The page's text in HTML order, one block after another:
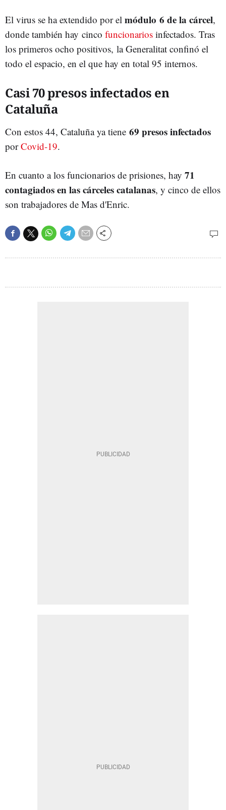
El virus se ha extendido por el módulo 6 de la cárcel,
donde también hay cinco funcionarios infectados. Tras
los primeros ocho positivos, la Generalitat confinó el
todo el espacio, en el que hay en total 95 internos.
Casi 70 presos infectados en
Cataluña
Con estos 44, Cataluña ya tiene 69 presos infectados
porCovid-19.
En cuanto a los funcionarios de prisiones, hay 71
contagiados en las cárceles catalanas, y cinco de ellos
son trabajadores de Mas d'Enric.